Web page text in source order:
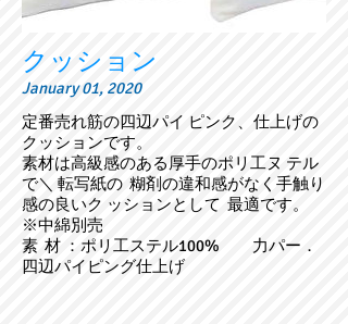
クッション
January 01, 2020
定番売れ筋の四辺パイ ピンク、仕上げの
クッションです。
素材は高級感のある厚手のポリ工ヌ テル
で＼ 転写紙の 糊剤の違和感がなく手触り
感の良いク ッションとして 最適です。
※中綿別売
素 材 ：ポリ工ステル100% 力パー．
四辺パイピング仕上げ